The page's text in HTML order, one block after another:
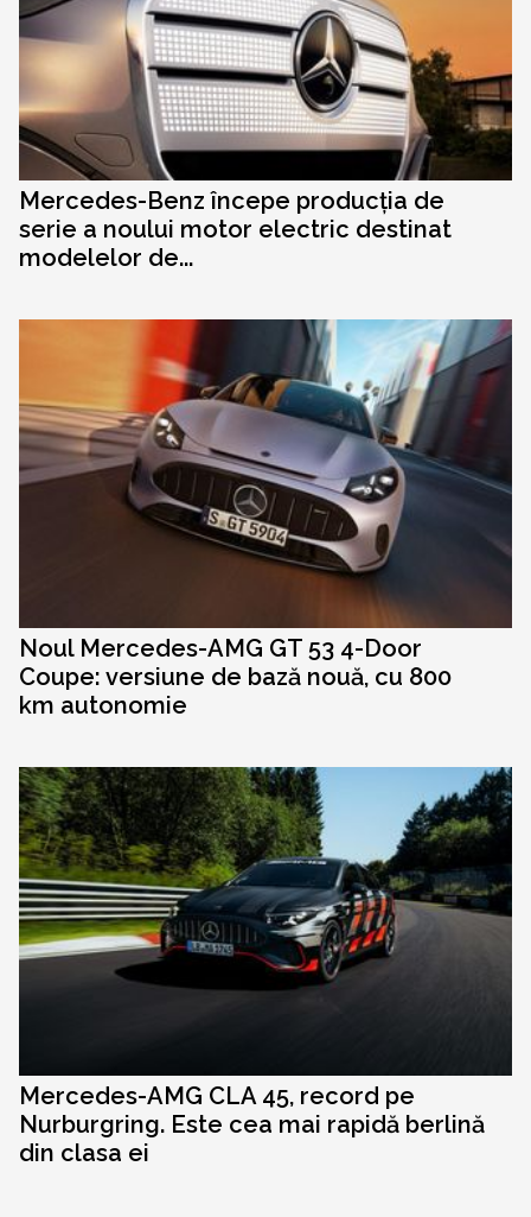
Mercedes-Benz începe producția de
serie a noului motor electric destinat
modelelor de...
Noul Mercedes-AMG GT 53 4-Door
Coupe: versiune de bază nouă, cu 800
km autonomie
Mercedes-AMG CLA 45, record pe
Nurburgring. Este cea mai rapidă berlină
din clasa ei